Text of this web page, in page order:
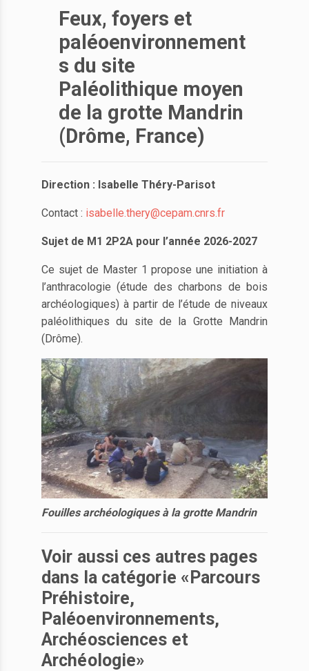
Feux, foyers et
paléoenvironnement
s du site
Paléolithique moyen
de la grotte Mandrin
(Drôme, France)
Direction : Isabelle Théry-Parisot
Contact : isabelle.thery@cepam.cnrs.fr
Sujet de M1 2P2A pour l’année 2026-2027
Ce sujet de Master 1 propose une initiation à
l’anthracologie (étude des charbons de bois
archéologiques) à partir de l’étude de niveaux
paléolithiques du site de la Grotte Mandrin
(Drôme).
Fouilles archéologiques à la grotte Mandrin
Voir aussi ces autres pages
dans la catégorie «Parcours
Préhistoire,
Paléoenvironnements,
Archéosciences et
Archéologie»